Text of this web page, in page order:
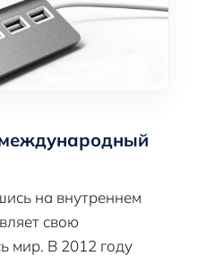
на внутреннем
свою
мир. В 2012 году